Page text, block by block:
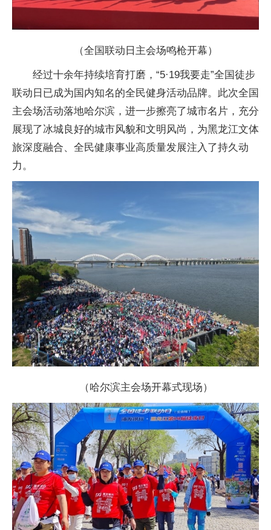
（全国联动日主会场鸣枪开幕）
经过十余年持续培育打磨，“5·19我要走”全国徒步
联动日已成为国内知名的全民健身活动品牌。此次全国
主会场活动落地哈尔滨，进一步擦亮了城市名片，充分
展现了冰城良好的城市风貌和文明风尚，为黑龙江文体
旅深度融合、全民健康事业高质量发展注入了持久动
力。
（哈尔滨主会场开幕式现场）